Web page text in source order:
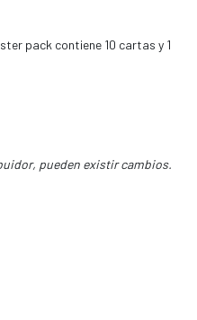
pack contiene 10 cartas y 1
pueden existir cambios.